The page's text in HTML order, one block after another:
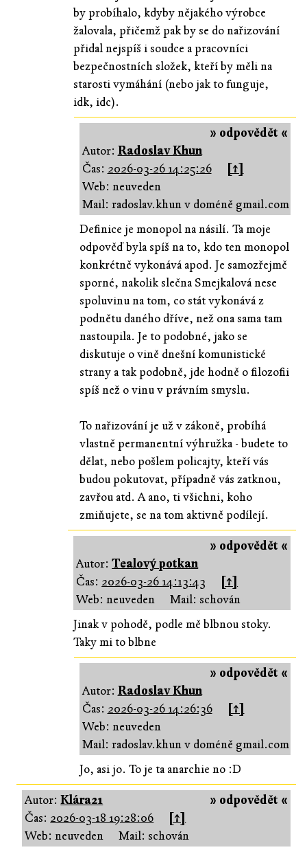
by probíhalo, kdyby nějakého výrobce
žalovala, přičemž pak by se do nařizování
přidal nejspíš i soudce a pracovníci
bezpečnostních složek, kteří by měli na
starosti vymáhání (nebo jak to funguje,
idk, idc).
» odpovědět «
Autor: Radoslav Khun
Čas: 2026-03-26 14:25:26
[↑]
Web: neuveden
Mail: radoslav.khun v doméně gmail.com
Definice je monopol na násilí. Ta moje
odpověď byla spíš na to, kdo ten monopol
konkrétně vykonává apod. Je samozřejmě
sporné, nakolik slečna Smejkalová nese
spoluvinu na tom, co stát vykonává z
podnětu daného dříve, než ona sama tam
nastoupila. Je to podobné, jako se
diskutuje o vině dnešní komunistické
strany a tak podobně, jde hodně o filozofii
spíš než o vinu v právním smyslu.
To nařizování je už v zákoně, probíhá
vlastně permanentní výhružka - budete to
dělat, nebo pošlem policajty, kteří vás
budou pokutovat, případně vás zatknou,
zavřou atd. A ano, ti všichni, koho
zmiňujete, se na tom aktivně podílejí.
» odpovědět «
Autor:Tealový potkan
Čas: 2026-03-26 14:13:43
[↑]
Web: neuveden
Mail: schován
Jinak v pohodě, podle mě blbnou stoky.
Taky mi to blbne
» odpovědět «
Autor: Radoslav Khun
Čas: 2026-03-26 14:26:36
[↑]
Web: neuveden
Mail: radoslav.khun v doméně gmail.com
Jo, asi jo. To je ta anarchie no :D
» odpovědět «
Autor:Klára21
Čas: 2026-03-18 19:28:06
[↑]
Web: neuveden
Mail: schován